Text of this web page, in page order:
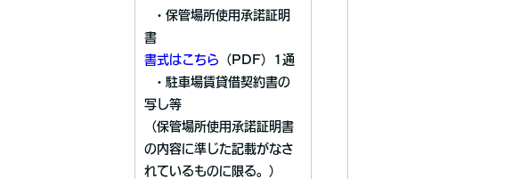
・保管場所使用承諾証明
書
書式はこちら （PDF）1通
・駐車場賃貸借契約書の
写し等
（保管場所使用承諾証明書
の内容に準じた記載がなさ
れているものに限る。）